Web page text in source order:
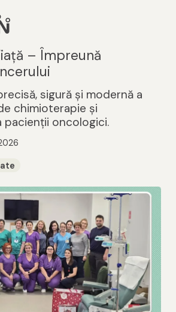
– Împreună
sigură și modernă a
chimioterapie și
pacienții oncologici.